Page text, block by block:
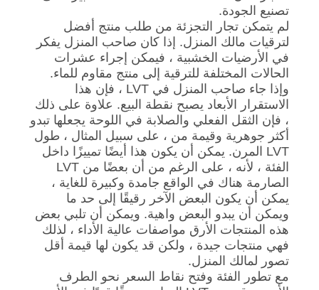
تصنيع الجودة.
لم يتمكن تجار التجزئة من طلب منتج أفضل
لترقيات مالك المنزل. إذا كان صاحب المنزل يفكر
في الأرضيات الخشبية ، فيمكن إجراء عشرات
الحالات المختلفة للترقية إلى منتج مقاوم للماء.
وإذا جاء صاحب المنزل في LVT ، فإن هذا
الاستقرار الأبعاد يصبح نقطة البيع. علاوة على ذلك
، فإن الثقل الفعلي والصلابة في اللوحة يجعلها تبدو
أكثر جوهرية وقيمة من ، على سبيل المثال ، طول
LVT المرن. يمكن أن يكون هذا أيضًا تمييزًا داخل
الفئة ، لأنه ، على الرغم من أن بعضًا من LVT
الصارمة هناك في الواقع جامدة وكبيرة للغاية ،
يمكن أن يكون البعض الآخر رقيقًا إلى حد ما
ويمكن أن يبدو البعض واهية. ويمكن أن تلبي بعض
هذه المنتجات الأرق مواصفات عالية الأداء ، لذلك
فهي منتجات جيدة ، ولكن قد يكون لها قيمة أقل
تصور لمالك المنزل.
مع تطور الفئة وفتح نقاط السعر نحو الطرف